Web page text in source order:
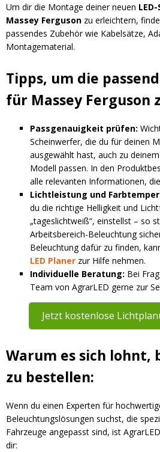
Um dir die Montage deiner neuen
Massey Ferguson zu erleichtern,
passendes Zubehör wie Kabelsätze,
Montagematerial.
Tipps, um die
für Massey Ferguson
Passgenauigkeit prüfen:
Scheinwerfer, die du für deinen
ausgewählt hast, auch zu
Modell passen. In den
alle relevanten Informationen,
Lichtleistung und
du die richtige Helligkeit und
„tageslichtweiß“, einstellst – so
Arbeitsbereich-Beleuchtung
Beleuchtung dafür zu finden,
LED Planer zur Hilfe nehmen.
Individuelle Beratung: Bei
Team von AgrarLED gerne zur
Jetzt kostenlose
Warum es sich lohnt,
zu bestellen:
Wenn du einen Experten für
Beleuchtungslösungen suchst, die
Fahrzeuge angepasst sind, ist
dir: